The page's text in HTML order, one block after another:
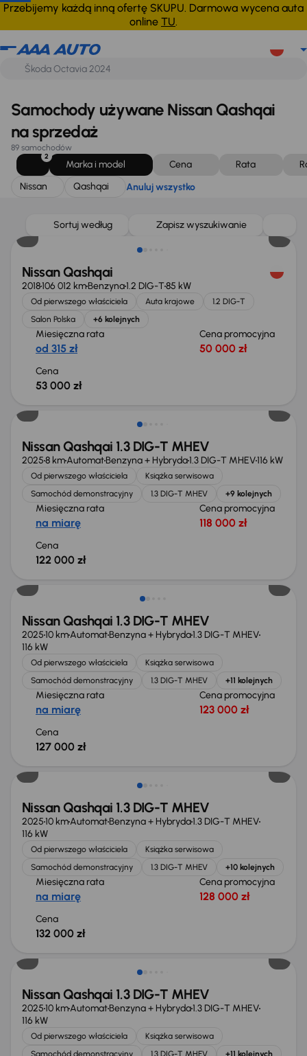
Przebijemy każdą inną ofertę SKUPU. Darmowa wycena auta
online TU.
Nissan Qashqai Anuluj wszystko
Samochody używane Nissan Qashqai
na sprzedaż
89 samochodów
2
Marka i model Cena Rata
Nissan
Qashqai Anuluj wszystko
Sortuj według Zapisz wyszukiwanie
Nissan Qashqai
2018106 012 kmBenzyna1.2 DIG-T85 kW
Od pierwszego właściciela Auta krajowe
1.2 DIG-T
Salon Polska
+6 kolejnych
Miesięczna rata
od 315 zł
Cena promocyjna
50 000 zł
Cena
53 000 zł
Od nowego taniej o 36 775 zł
Nissan Qashqai 1.3 DIG-T MHEV
20258 kmAutomatBenzyna + Hybryda1.3 DIG-T MHEV116 kW
Od pierwszego właściciela
Książka serwisowa
Samochód demonstracyjny
1.3 DIG-T MHEV +9 kolejnych
Miesięczna rata
na miarę
Cena promocyjna
118 000 zł
Cena
122 000 zł
Nissan Qashqai 1.3 DIG-T MHEV
202510 kmAutomatBenzyna + Hybryda1.3 DIG-T MHEV
116 kW
Od pierwszego właściciela
Książka serwisowa
Samochód demonstracyjny
1.3 DIG-T MHEV +11 kolejnych
Miesięczna rata
na miarę
Cena promocyjna
123 000 zł
Cena
127 000 zł
Nissan Qashqai 1.3 DIG-T MHEV
202510 kmAutomatBenzyna + Hybryda1.3 DIG-T MHEV
116 kW
Od pierwszego właściciela
Książka serwisowa
Samochód demonstracyjny
1.3 DIG-T MHEV +10 kolejnych
Miesięczna rata
na miarę
Cena promocyjna
128 000 zł
Cena
132 000 zł
Nissan Qashqai 1.3 DIG-T MHEV
202510 kmAutomatBenzyna + Hybryda1.3 DIG-T MHEV
116 kW
Od pierwszego właściciela
Książka serwisowa
Samochód demonstracyjny
1.3 DIG-T MHEV +11 kolejnych